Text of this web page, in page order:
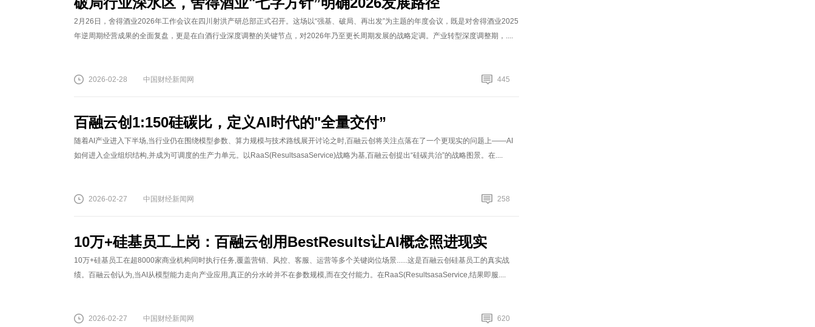
2月26日，舍得酒业2026年工作会议在四川射洪产研总部正式召开。这场以“强基、破局、再出发”为主题的年度会议，既是对舍得酒业2025
年逆周期经营成果的全面复盘，更是在白酒行业深度调整的关键节点，对2026年乃至更长周期发展的战略定调。产业转型深度调整期，....
445
2026-02-28 中国财经新闻网
百融云创1:150硅碳比，定义AI时代的"全量交付”
随着AI产业进入下半场,当行业仍在围绕模型参数、算力规模与技术路线展开讨论之时,百融云创将关注点落在了一个更现实的问题上——AI
如何进入企业组织结构,并成为可调度的生产力单元。以RaaS(ResultsasaService)战略为基,百融云创提出“硅碳共治”的战略图景。在....
258
2026-02-27 中国财经新闻网
10万+硅基员工上岗：百融云创用BestResults让AI概念照进现实
10万+硅基员工在超8000家商业机构同时执行任务,覆盖营销、风控、客服、运营等多个关键岗位场景......这是百融云创硅基员工的真实战
绩。百融云创认为,当AI从模型能力走向产业应用,真正的分水岭并不在参数规模,而在交付能力。在RaaS(ResultsasaService,结果即服....
620
2026-02-27 中国财经新闻网